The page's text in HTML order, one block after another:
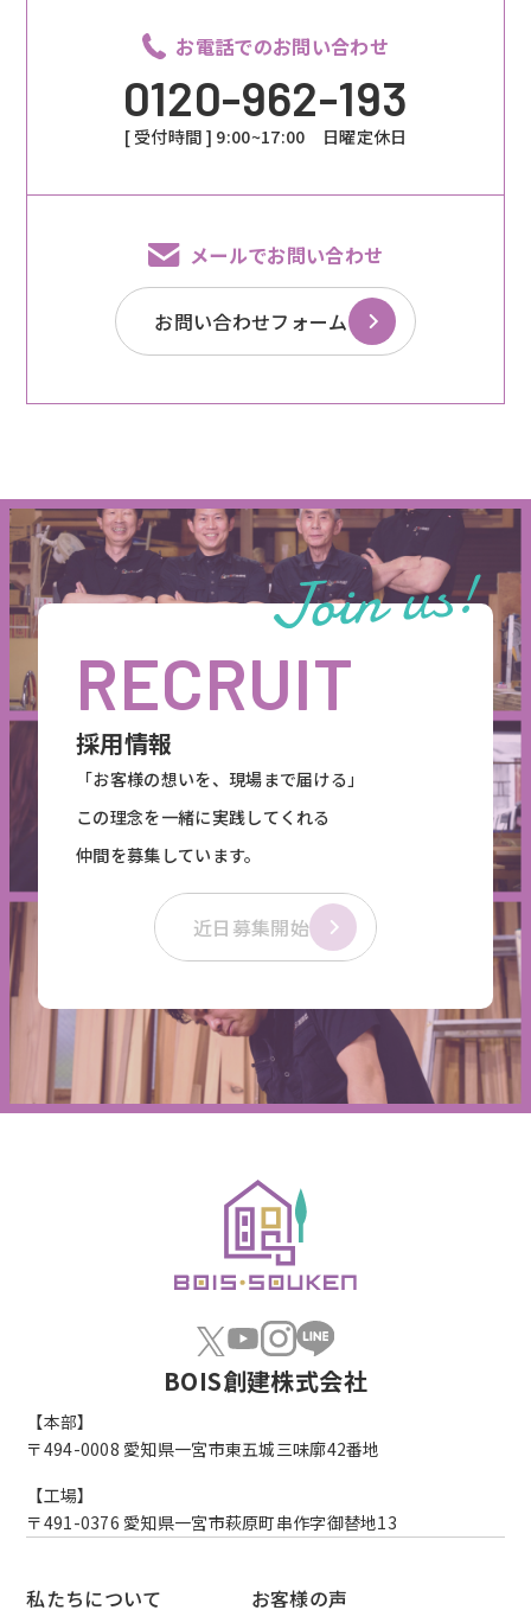
お電話でのお問い合わせ
0120-962-193
[ 受付時間 ] 9:00~17:00 日曜定休日
メールでお問い合わせ
お問い合わせフォーム
RECRUIT
採用情報
「お客様の想いを、現場まで届ける」
この理念を一緒に実践してくれる
仲間を募集しています。
近日募集開始
BOIS創建株式会社
【本部】
〒494-0008 愛知県一宮市東五城三味廓42番地
【工場】
〒491-0376 愛知県一宮市萩原町串作字御替地13
私たちについて お客様の声